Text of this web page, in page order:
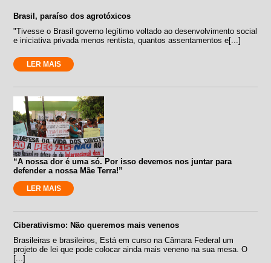
Brasil, paraíso dos agrotóxicos
"Tivesse o Brasil governo legítimo voltado ao desenvolvimento social
e iniciativa privada menos rentista, quantos assentamentos e[...]
LER MAIS
“A nossa dor é uma só. Por isso devemos nos juntar para
defender a nossa Mãe Terra!”
LER MAIS
Ciberativismo: Não queremos mais venenos
Brasileiras e brasileiros, Está em curso na Câmara Federal um
projeto de lei que pode colocar ainda mais veneno na sua mesa. O
[...]